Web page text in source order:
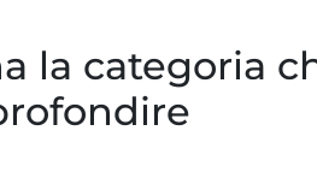
la categoria